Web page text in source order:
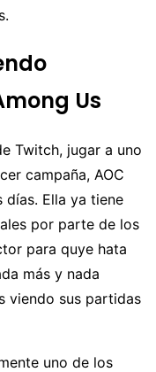
Us
Twitch, jugar a uno
campaña, AOC
días. Ella ya tiene
por parte de los
para quye hata
más y nada
viendo sus partidas
uno de los